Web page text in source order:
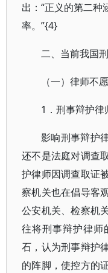
出：“正义的第二
率。”{4}
二、当前我国
（一）律师不
1．刑事辩护
影响刑事辩护
还不是法庭对调查
护律师因调查取证
察机关也在倡导客
公安机关、检察机
往将刑事辩护律师
石，认为刑事辩护
的阵脚，使控方的